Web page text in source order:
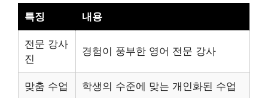
특징 내용
전문 강사
진
경험이 풍부한 영어 전문 강사
맞춤 수업 학생의 수준에 맞는 개인화된 수업